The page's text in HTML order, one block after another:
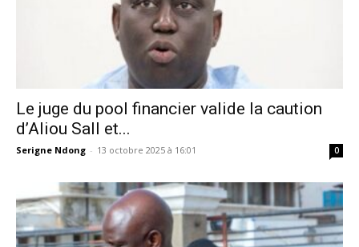
Le juge du pool financier valide la caution
d’Aliou Sall et...
Serigne Ndong - 13 octobre 2025 à 16:01 0